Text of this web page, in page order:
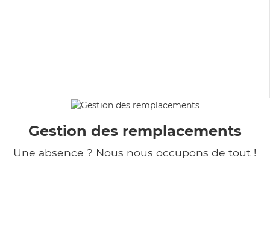
Gestion des remplacements
Une absence ? Nous nous occupons de tout !